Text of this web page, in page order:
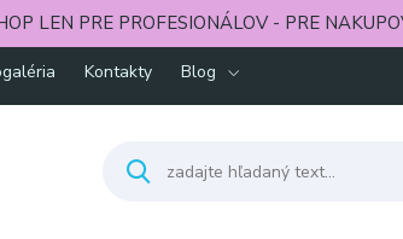
LEN PRE PROFESIONÁLOV - PRE
Kontakty Blog